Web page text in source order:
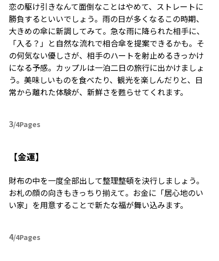
恋の駆け引きなんて面倒なことはやめて、ストレートに
勝負するといいでしょう。雨の日が多くなるこの時期、
大きめの傘に新調してみて。急な雨に降られた相手に、
「入る？」と自然な流れで相合傘を提案できるかも。そ
の何気ない優しさが、相手のハートを射止めるきっかけ
になる予感。カップルは一泊二日の旅行に出かけましょ
う。美味しいものを食べたり、観光を楽しんだりと、日
常から離れた体験が、新鮮さを甦らせてくれます。
3/4Pages
【金運】
財布の中を一度全部出して整理整頓を決行しましょう。
お札の顔の向きもきっちり揃えて。お金に「居心地のい
い家」を用意することで新たな福が舞い込みます。
4/4Pages